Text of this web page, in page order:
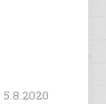
5.8.2020